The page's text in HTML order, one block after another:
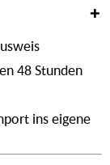
48 Stunden
ins eigene